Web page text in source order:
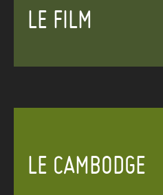
LE FILM
LE CAMBODGE